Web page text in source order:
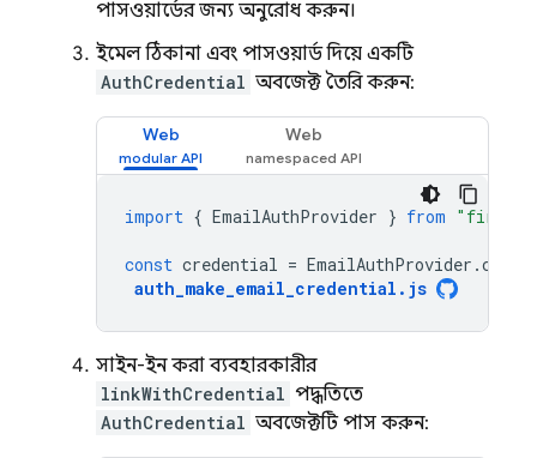
পাসওয়ার্ডের জন্য অনুরোধ করুন।
ইমেল ঠিকানা এবং পাসওয়ার্ড দিয়ে একটি
AuthCredential অবজেক্ট তৈরি করুন:
Web Web
import { EmailAuthProvider } from
const credential = EmailAuthProvider .
auth_make_email_credential . js
সাইন-ইন করা ব্যবহারকারীর
linkWithCredential পদ্ধতিতে
AuthCredential অবজেক্টটি পাস করুন: